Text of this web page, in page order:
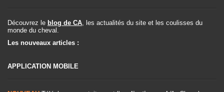
Découvrez le blog de CA, les actualités du site et les coulisses du
monde du cheval.
Les nouveaux articles :
APPLICATION MOBILE